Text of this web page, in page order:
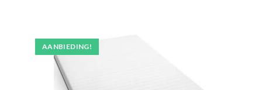
AANBIEDING!